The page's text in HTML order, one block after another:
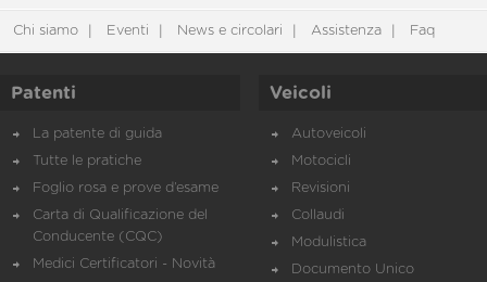
Chi siamo Eventi News e circolari Assistenza Faq
Patenti
La patente di guida
Tutte le pratiche
Foglio rosa e prove d’esame
Carta di Qualificazione del
Conducente (CQC)
Medici Certificatori - Novità
Veicoli
Autoveicoli
Motocicli
Revisioni
Collaudi
Modulistica
Documento Unico